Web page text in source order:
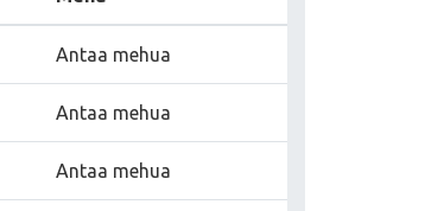
Antaa mehua
Antaa mehua
Antaa mehua